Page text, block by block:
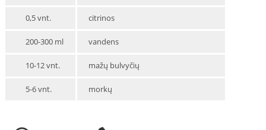
0,5 vnt. citrinos
200-300 ml vandens
10-12 vnt. mažų bulvyčių
5-6 vnt. morkų